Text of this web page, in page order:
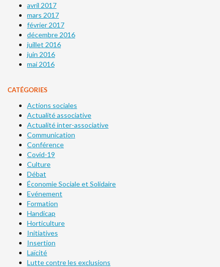
avril 2017
mars 2017
février 2017
décembre 2016
juillet 2016
juin 2016
mai 2016
CATÉGORIES
Actions sociales
Actualité associative
Actualité inter-associative
Communication
Conférence
Covid-19
Culture
Débat
Économie Sociale et Solidaire
Evénement
Formation
Handicap
Horticulture
Initiatives
Insertion
Laïcité
Lutte contre les exclusions